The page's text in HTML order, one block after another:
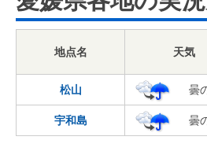
地点名 天気
松山 曇
宇和島 曇